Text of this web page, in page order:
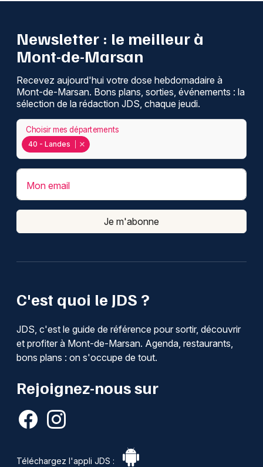
C'est quoi le JDS ?
JDS, c'est le guide de référence pour sortir, découvrir
et profiter à Mont-de-Marsan. Agenda, restaurants,
bons plans : on s'occupe de tout.
Rejoignez-nous sur
Téléchargez l'appli JDS :
Newsletter : le meilleur à
Mont-de-Marsan
Recevez aujourd'hui votre dose hebdomadaire à
Mont-de-Marsan. Bons plans, sorties, événements : la
sélection de la rédaction JDS, chaque jeudi.
40 - Landes
Choisir mes départements
Mon email
Je m'abonne